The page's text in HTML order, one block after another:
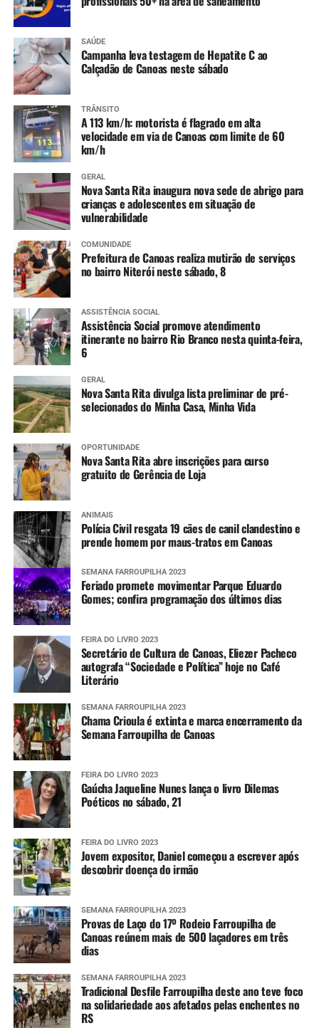
O deputado federal Luiz Carlos Busato afirmou que
continuará atuando para aproximar Canoas de programas
federais voltados ao setor.
“Quem conhece Canoas
sabe o tamanho da força
desta cidade. Nosso
trabalho em Brasília é abrir
portas, aproximar o
município dos programas
federais e ajudar a
encaminhar projetos
consistentes. Quando todos
atuam juntos, sem olhar
para siglas partidárias,
Canoas ganha mais força e
mais condições de
conquistar resultados”,
afirmou.
Já o vereador Dario Silveira destacou o potencial turístico
de eventos ligados à cultura gaúcha no município.
“Canoas tem uma relação
muito forte com o
tradicionalismo, expressa
na nossa Semana
Farroupilha e em uma
cancha de tiro de laço que
é referência e reúne
famílias, entidades e
visitantes. Esses espaços e
eventos também
representam um
importante potencial
turístico. Precisamos
valorizá-los, ampliar sua
divulgação e construir
parcerias para que a
cultura gaúcha contribua
cada vez mais com o
desenvolvimento da
cidade”, declarou.
SAÚDE
Campanha leva testagem de Hepatite C ao
Calçadão de Canoas neste sábado
TRÂNSITO
A 113 km/h: motorista é flagrado em alta
velocidade em via de Canoas com limite de 60
km/h
GERAL
Nova Santa Rita inaugura nova sede de abrigo para
crianças e adolescentes em situação de
vulnerabilidade
COMUNIDADE
Prefeitura de Canoas realiza mutirão de serviços
no bairro Niterói neste sábado, 8
ASSISTÊNCIA SOCIAL
Assistência Social promove atendimento
itinerante no bairro Rio Branco nesta quinta-feira,
6
GERAL
Nova Santa Rita divulga lista preliminar de pré-
selecionados do Minha Casa, Minha Vida
OPORTUNIDADE
Nova Santa Rita abre inscrições para curso
gratuito de Gerência de Loja
ANIMAIS
Polícia Civil resgata 19 cães de canil clandestino e
prende homem por maus-tratos em Canoas
SEMANA FARROUPILHA 2023
Feriado promete movimentar Parque Eduardo
Gomes; confira programação dos últimos dias
FEIRA DO LIVRO 2023
Secretário de Cultura de Canoas, Eliezer Pacheco
autografa “Sociedade e Política” hoje no Café
Literário
SEMANA FARROUPILHA 2023
Chama Crioula é extinta e marca encerramento da
Semana Farroupilha de Canoas
FEIRA DO LIVRO 2023
Gaúcha Jaqueline Nunes lança o livro Dilemas
Poéticos no sábado, 21
FEIRA DO LIVRO 2023
Jovem expositor, Daniel começou a escrever após
descobrir doença do irmão
SEMANA FARROUPILHA 2023
Provas de Laço do 17º Rodeio Farroupilha de
Canoas reúnem mais de 500 laçadores em três
dias
SEMANA FARROUPILHA 2023
Tradicional Desfile Farroupilha deste ano teve foco
na solidariedade aos afetados pelas enchentes no
RS